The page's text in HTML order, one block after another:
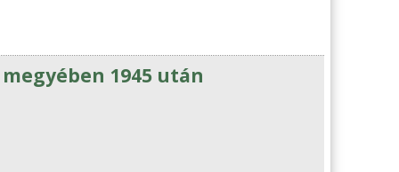
1945 után